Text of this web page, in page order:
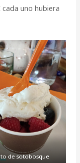
uno hubiera
de sotobosque